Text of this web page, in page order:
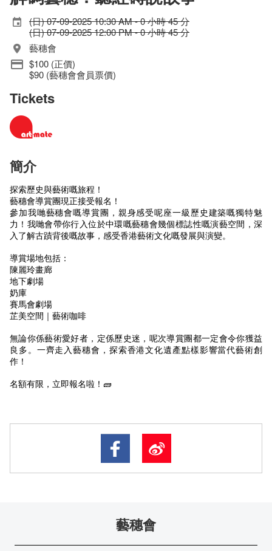
(日) 07-09-2025 10:30 AM - 0 小時 45 分
(日) 07-09-2025 12:00 PM - 0 小時 45 分
藝穗會
$100 (正價)
$90 (藝穗會會員票價)
Tickets
簡介
探索歷史與藝術嘅旅程！
藝穗會導賞團現正接受報名！
參加我哋藝穗會嘅導賞團，親身感受呢座一級歷史建築嘅獨特魅
力！我哋會帶你行入位於中環嘅藝穗會幾個標誌性嘅演藝空間，深
入了解古蹟背後嘅故事，感受香港藝術文化嘅發展與演變。
導賞場地包括：
陳麗玲畫廊
地下劇場
奶庫
賽馬會劇場
芷美空間｜藝術咖啡
無論你係藝術愛好者，定係歷史迷，呢次導賞團都一定會令你獲益
良多。一齊走入藝穗會，探索香港文化遺產點樣影響當代藝術創
作！
名額有限，立即報名啦！🧱
藝穗會